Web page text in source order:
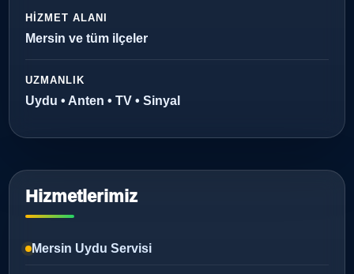
HIZMET ALANI
Mersin ve tüm ilçeler
UZMANLIK
Uydu • Anten • TV • Sinyal
Hizmetlerimiz
Mersin Uydu Servisi